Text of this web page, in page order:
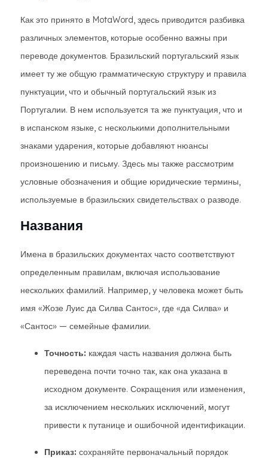
Как это принято в MotaWord, здесь приводится разбивка
различных элементов, которые особенно важны при
переводе документов. Бразильский португальский язык
имеет ту же общую грамматическую структуру и правила
пунктуации, что и обычный португальский язык из
Португалии. В нем используется та же пунктуация, что и
в испанском языке, с несколькими дополнительными
знаками ударения, которые добавляют нюансы
произношению и письму. Здесь мы также рассмотрим
условные обозначения и общие юридические термины,
используемые в бразильских свидетельствах о разводе.
Названия
Имена в бразильских документах часто соответствуют
определенным правилам, включая использование
нескольких фамилий. Например, у человека может быть
имя «Жозе Луис да Силва Сантос», где «да Силва» и
«Сантос» — семейные фамилии.
Точность: каждая часть названия должна быть
переведена почти точно так, как она указана в
исходном документе. Сокращения или изменения,
за исключением нескольких исключений, могут
привести к путанице и ошибочной идентификации.
Приказ: сохраняйте первоначальный порядок